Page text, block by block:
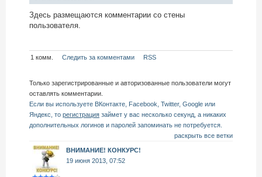
Здесь размещаются комментарии со стены
пользователя.
1 комм. Следить за комментами RSS
Только зарегистрированные и авторизованные пользователи могут
оставлять комментарии.
Если вы используете ВКонтакте, Facebook, Twitter, Google или
Яндекс, то регистрация займет у вас несколько секунд, а никаких
дополнительных логинов и паролей запоминать не потребуется.
раскрыть все ветки
ВНИМАНИЕ! КОНКУРС!
19 июня 2013, 07:52